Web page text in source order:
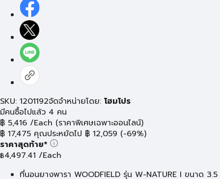
SKU: 1201192จัดจำหน่ายโดย: โฮมโปร
มีคนซื้อไปแล้ว 4 คน
฿ 5,416 /Each (ราคาพิเศษเฉพาะออนไลน์)
฿ 17,475 คุณประหยัดไป ฿ 12,059 (-69%)
ราคาสุดท้าย*
฿4,497.41 /Each
ที่นอนยางพารา WOODFIELD รุ่น W-NATURE I ขนาด 3.5